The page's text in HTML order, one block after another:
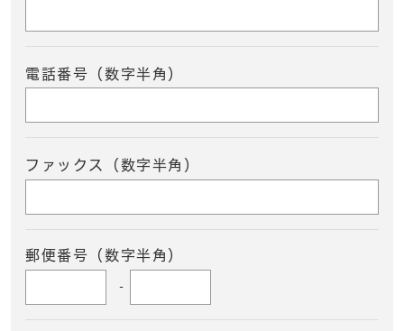
電話番号（数字半角）
ファックス（数字半角）
郵便番号（数字半角）
-